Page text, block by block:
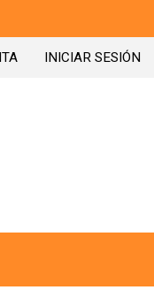
INICIAR SESIÓN